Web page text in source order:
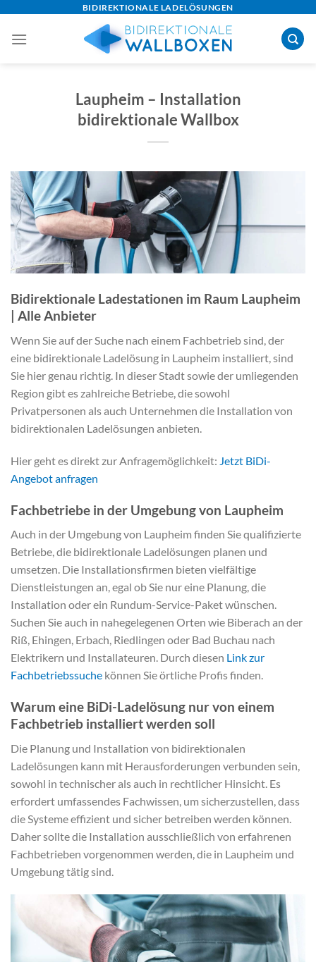
content
BIDIREKTIONALE LADELÖSUNGEN
Laupheim – Installation
bidirektionale Wallbox
Bidirektionale Ladestationen im Raum Laupheim
| Alle Anbieter
Wenn Sie auf der Suche nach einem Fachbetrieb sind, der
eine bidirektionale Ladelösung in Laupheim installiert, sind
Sie hier genau richtig. In dieser Stadt sowie der umliegenden
Region gibt es zahlreiche Betriebe, die sowohl
Privatpersonen als auch Unternehmen die Installation von
bidirektionalen Ladelösungen anbieten.
Hier geht es direkt zur Anfragemöglichkeit: Jetzt BiDi-
Angebot anfragen
Fachbetriebe in der Umgebung von Laupheim
Auch in der Umgebung von Laupheim finden Sie qualifizierte
Betriebe, die bidirektionale Ladelösungen planen und
umsetzen. Die Installationsfirmen bieten vielfältige
Dienstleistungen an, egal ob Sie nur eine Planung, die
Installation oder ein Rundum-Service-Paket wünschen.
Suchen Sie auch in nahegelegenen Orten wie Biberach an der
Riß, Ehingen, Erbach, Riedlingen oder Bad Buchau nach
Elektrikern und Installateuren. Durch diesen Link zur
Fachbetriebssuche können Sie örtliche Profis finden.
Warum eine BiDi-Ladelösung nur von einem
Fachbetrieb installiert werden soll
Die Planung und Installation von bidirektionalen
Ladelösungen kann mit Herausforderungen verbunden sein,
sowohl in technischer als auch in rechtlicher Hinsicht. Es
erfordert umfassendes Fachwissen, um sicherzustellen, dass
die Systeme effizient und sicher betreiben werden können.
Daher sollte die Installation ausschließlich von erfahrenen
Fachbetrieben vorgenommen werden, die in Laupheim und
Umgebung tätig sind.